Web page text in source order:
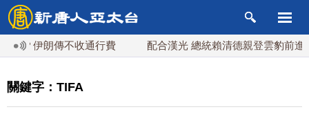
朗傳不收通行費 配合漢光 總統賴清德親登雲豹前進圓山指
關鍵字：TIFA